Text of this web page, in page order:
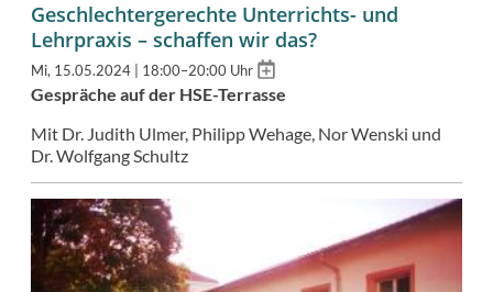
Geschlechtergerechte Unterrichts- und
Lehrpraxis – schaffen wir das?
Mi, 15.05.2024 | 18:00–20:00 Uhr Add
calendar
Gespräche auf der HSE-Terrasse
Mit Dr. Judith Ulmer, Philipp Wehage, Nor Wenski und
Dr. Wolfgang Schultz